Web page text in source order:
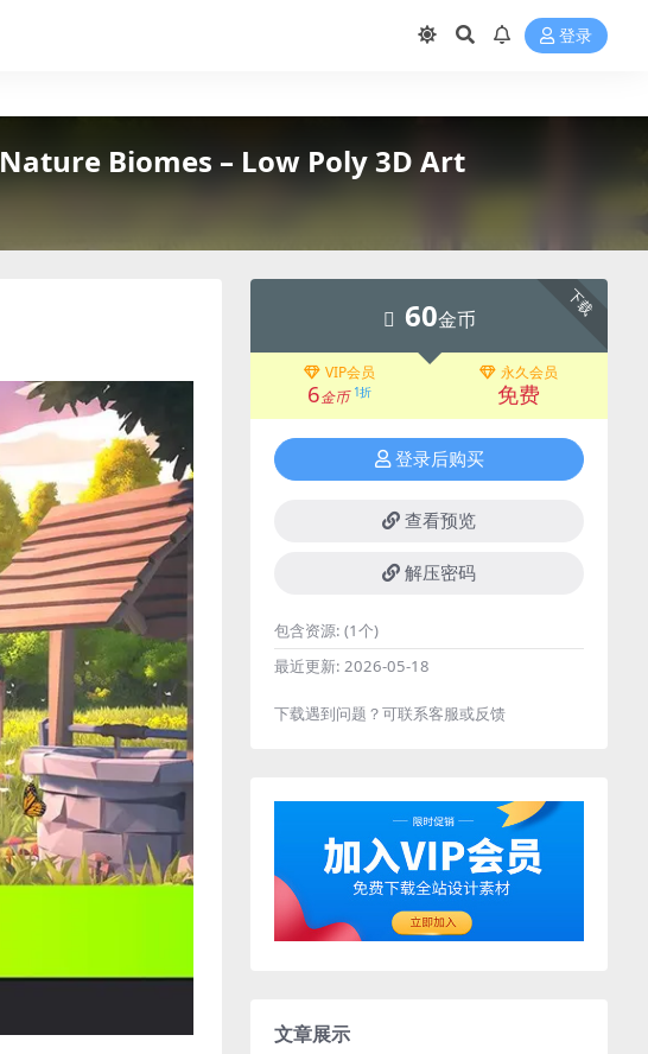
登录
Biomes – Low Poly 3D Art
下载
60金币
VIP会员
6金币 1折
永久会员
免费
登录后购买
查看预览
解压密码
包含资源: (1个)
最近更新: 2026-05-18
下载遇到问题？可联系客服或反馈
文章展示